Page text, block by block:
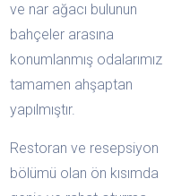
ve nar ağacı bulunun
bahçeler arasına
konumlanmış odalarımız
tamamen ahşaptan
yapılmıştır.
Restoran ve resepsiyon
bölümü olan ön kısımda